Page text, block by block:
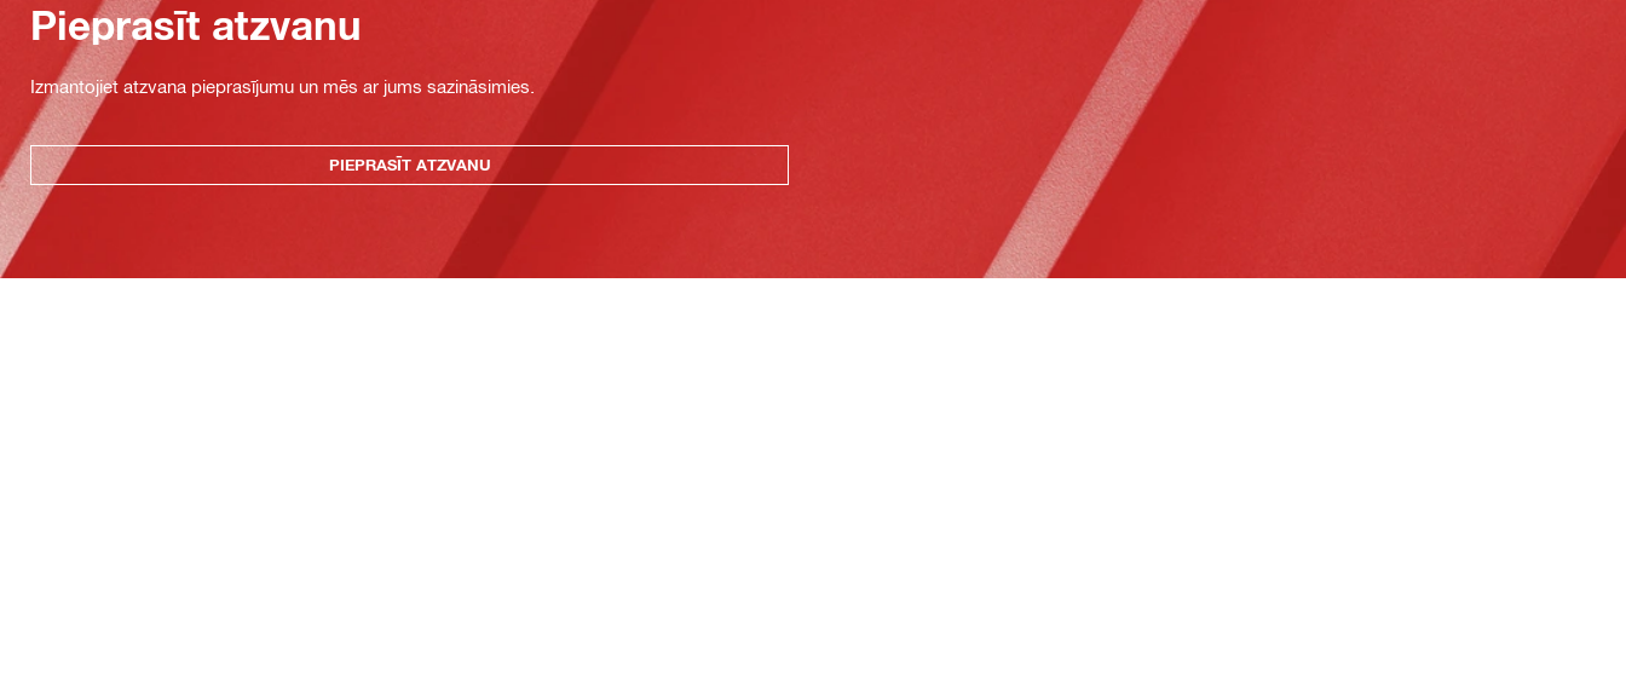
Pieprasīt atzvanu
Izmantojiet atzvana pieprasījumu un mēs ar jums sazināsimies.
PIEPRASĪT ATZVANU